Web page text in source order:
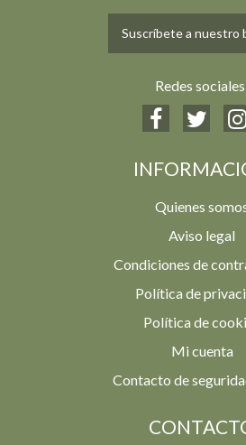
Suscríbete a nuestro
Redes
Quienes
Aviso legal
Condiciones de
Política de
Política de
Mi cuenta
Contacto de